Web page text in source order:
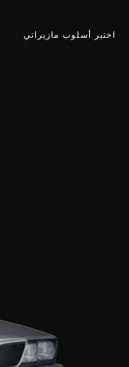
اختبر أسلوب مازیراتي